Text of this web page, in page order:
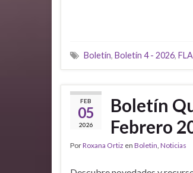
Boletín, Boletín 4 - 2026,
FEB
05
2026
Boletín
Febrero
PorRoxana Ortiz en Boletin Noticias